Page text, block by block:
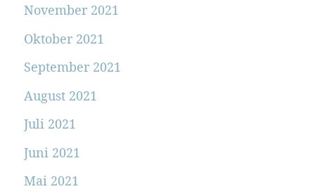
November 2021
Oktober 2021
September 2021
August 2021
Juli 2021
Juni 2021
Mai 2021